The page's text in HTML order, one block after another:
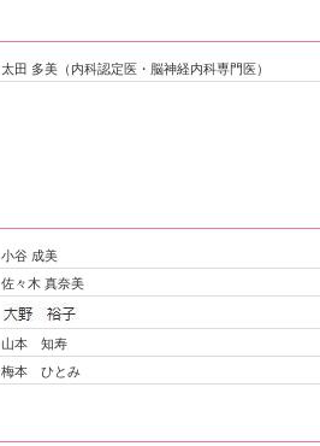
太田 多美（内科認定医・脳神経内科専門医）
小谷 成美
佐々木 真奈美
山本 知寿
梅本 ひとみ